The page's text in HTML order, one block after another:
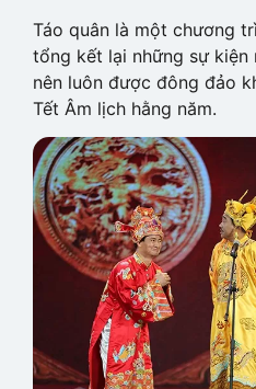
Táo quân là một chương
tổng kết lại những sự kiện
nên luôn được đông đảo
Tết Âm lịch hằng năm.